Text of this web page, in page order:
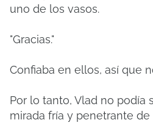
uno de los vasos.
"Gracias."
Confiaba en ellos, así que
Por lo tanto, Vlad no podía
mirada fría y penetrante